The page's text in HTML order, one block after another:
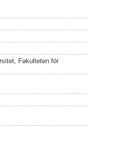
Fakulteten för